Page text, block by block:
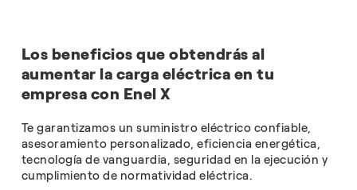
Los beneficios que obtendrás al
aumentar la carga eléctrica en tu
empresa con Enel X
Te garantizamos un suministro eléctrico confiable,
asesoramiento personalizado, eficiencia energética,
tecnología de vanguardia, seguridad en la ejecución y
cumplimiento de normatividad eléctrica.